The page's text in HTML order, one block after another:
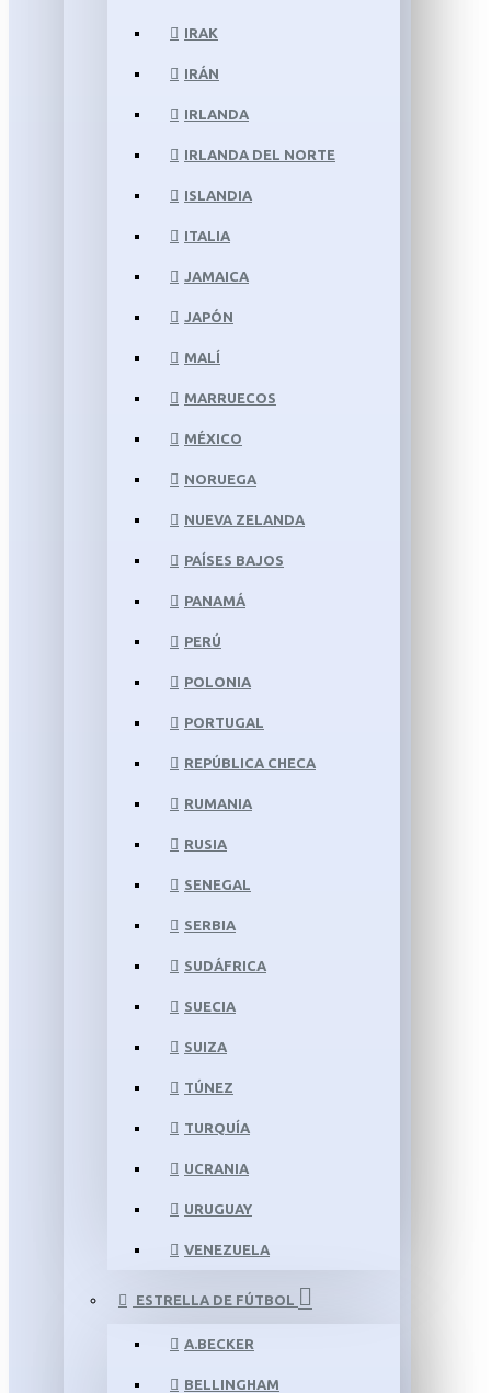
IRAK
IRÁN
IRLANDA
IRLANDA DEL NORTE
ISLANDIA
ITALIA
JAMAICA
JAPÓN
MALÍ
MARRUECOS
MÉXICO
NORUEGA
NUEVA ZELANDA
PAÍSES BAJOS
PANAMÁ
PERÚ
POLONIA
PORTUGAL
REPÚBLICA CHECA
RUMANIA
RUSIA
SENEGAL
SERBIA
SUDÁFRICA
SUECIA
SUIZA
TÚNEZ
TURQUÍA
UCRANIA
URUGUAY
VENEZUELA
ESTRELLA DE FÚTBOL
A.BECKER
BELLINGHAM